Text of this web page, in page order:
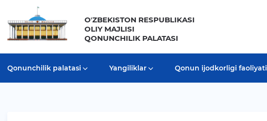
OʼZBEKISTON RESPUBLIKASI
OLIY MAJLISI
QONUNCHILIK PALATASI
Qonunchilik palatasi Yangiliklar Qonun ijodkorligi faoliyati